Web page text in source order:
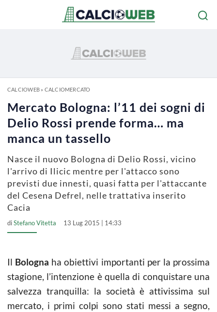
CALCIOWEB» CALCIOMERCATO
Mercato Bologna: l’11 dei sogni di
Delio Rossi prende forma… ma
manca un tassello
Nasce il nuovo Bologna di Delio Rossi, vicino
l'arrivo di Ilicic mentre per l'attacco sono
previsti due innesti, quasi fatta per l'attaccante
del Cesena Defrel, nelle trattativa inserito
Cacia
diStefano Vitetta 13 Lug 2015 | 14:33
Il Bologna ha obiettivi importanti per la prossima
stagione, l’intenzione è quella di conquistare una
salvezza tranquilla: la società è attivissima sul
mercato, i primi colpi sono stati messi a segno,